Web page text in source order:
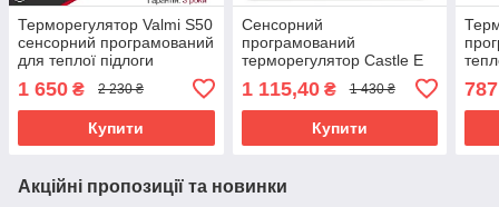
Терморегулятор Valmi S50
сенсорний програмований
для теплої підлоги
1 650 ₴ 2 230 ₴
Купити
Сенсорний
програмований
терморегулятор Castle Е
1 115,40₴ 1 430 ₴
Купити
Акційні пропозиції та новинки